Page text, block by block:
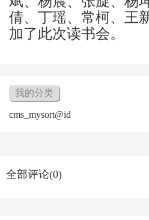
倩、丁瑶、常柯、王
加了此次读书会。
我的分类
cms_mysort@id
全部评论(0)